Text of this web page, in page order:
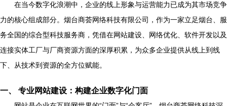
在当今数字化浪潮中，企业的线上形象与运营能力已成为其市场竞争
力的核心组成部分。烟台商荟网络科技有限公司，作为一家立足烟台、服
务全国的综合型科技服务商，凭借在网站建设、网络优化、软件开发以及
连接实体工厂与厂商资源方面的深厚积累，为众多企业提供从线上到线
下、从技术到资源的全方位赋能。
一、 专业网站建设：构建企业数字化门面